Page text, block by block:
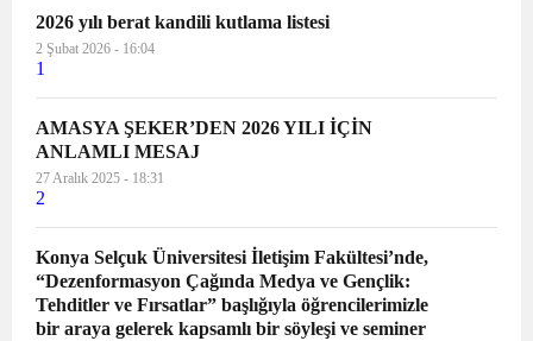
Lokman Hekim İşitme engelliler Kız
2026 yılı berat kandili kutlama listesi
2 Şubat 2026 - 16:04
1
AMASYA ŞEKER’DEN 2026 YILI İÇİN
ANLAMLI MESAJ
27 Aralık 2025 - 18:31
2
Konya Selçuk Üniversitesi İletişim Fakültesi’nde,
“Dezenformasyon Çağında Medya ve Gençlik:
Tehditler ve Fırsatlar” başlığıyla öğrencilerimizle
bir araya gelerek kapsamlı bir söyleşi ve seminer